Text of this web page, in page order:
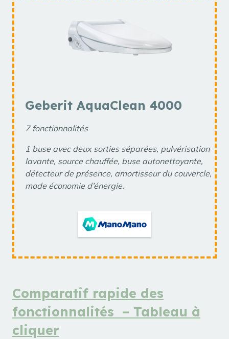
Geberit AquaClean 4000
7 fonctionnalités
1 buse avec deux sorties séparées, pulvérisation
lavante, source chauffée, buse autonettoyante,
détecteur de présence, amortisseur du couvercle,
mode économie d’énergie.
Comparatif rapide des
fonctionnalités – Tableau à
cliquer